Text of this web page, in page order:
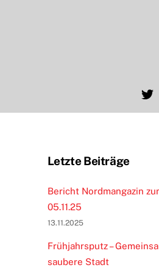
Letzte Beiträge
Bericht Nordmangazin
05.11.25
13.11.2025
Frühjahrsputz –
saubere Stadt